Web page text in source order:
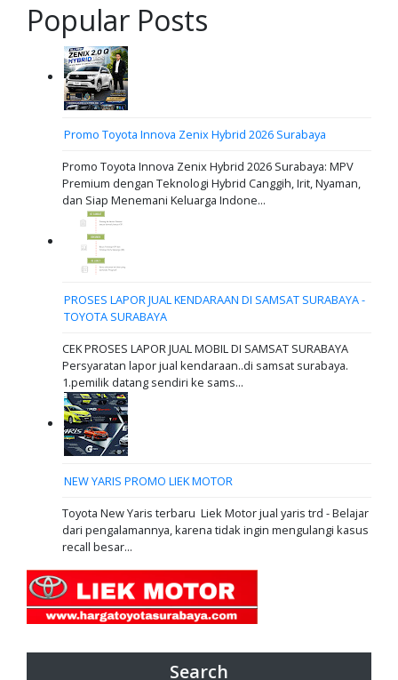
Popular Posts
Promo Toyota Innova Zenix Hybrid 2026 Surabaya
Promo Toyota Innova Zenix Hybrid 2026 Surabaya: MPV
Premium dengan Teknologi Hybrid Canggih, Irit, Nyaman,
dan Siap Menemani Keluarga Indone...
PROSES LAPOR JUAL KENDARAAN DI SAMSAT SURABAYA -
TOYOTA SURABAYA
CEK PROSES LAPOR JUAL MOBIL DI SAMSAT SURABAYA
Persyaratan lapor jual kendaraan..di samsat surabaya.
1.pemilik datang sendiri ke sams...
NEW YARIS PROMO LIEK MOTOR
Toyota New Yaris terbaru Liek Motor jual yaris trd - Belajar
dari pengalamannya, karena tidak ingin mengulangi kasus
recall besar...
Search